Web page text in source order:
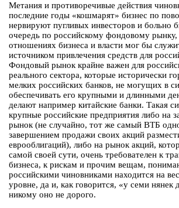
Метания и противоречивые действия
последние годы «кошмарят» бизнес по
нервируют пугливых инвесторов и больно
очередь по российскому фондовому
отношениях бизнеса и власти мог бы
источником привлечения средств для
Фондовый рынок крайне важен для
реального сектора, которые исторически
мелких российских банков, не могущих в
обеспечивать его крупными и длинными
делают например китайские банки. Такая
крупные российские предприятия либо на
рынок (не случайно, тот же самый ВТБ
завершением продажи своих акций
еврооблигаций), либо на рынок акций,
самой своей сути, очень требователен к
бизнеса, к рискам и прочим вещам,
российскими чиновниками находится на
уровне, да и, как говорится, «у семи нянек
никому оно не дорого.